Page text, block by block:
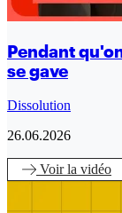
Pendant
se gave
Dissolution
26.06.2026
Voirla vidéo